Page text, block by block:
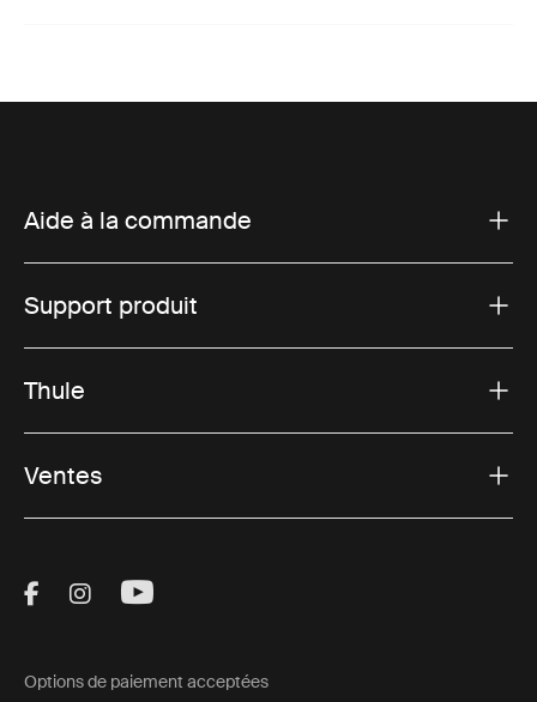
Aide à la commande
Support produit
Thule
Ventes
Visit Thule on Facebook (external link)
Visit Thule on Instagram (external link)
Visit Thule on Youtube (external
Options de paiement acceptées